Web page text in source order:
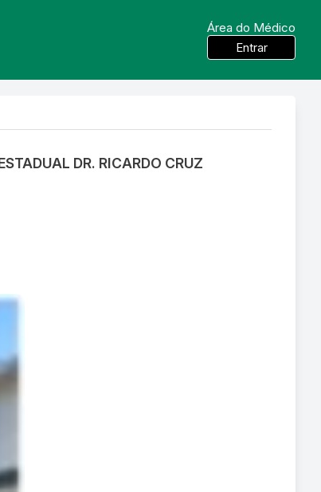
Área do Médico
Entrar
DR. RICARDO CRUZ